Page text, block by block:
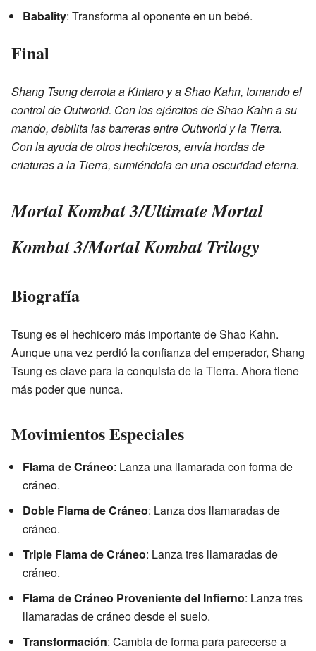
Babality: Transforma al oponente en un bebé.
Final
Shang Tsung derrota a Kintaro y a Shao Kahn, tomando el
control de Outworld. Con los ejércitos de Shao Kahn a su
mando, debilita las barreras entre Outworld y la Tierra.
Con la ayuda de otros hechiceros, envía hordas de
criaturas a la Tierra, sumiéndola en una oscuridad eterna.
Mortal Kombat 3/Ultimate Mortal
Kombat 3/Mortal Kombat Trilogy
Biografía
Tsung es el hechicero más importante de Shao Kahn.
Aunque una vez perdió la confianza del emperador, Shang
Tsung es clave para la conquista de la Tierra. Ahora tiene
más poder que nunca.
Movimientos Especiales
Flama de Cráneo: Lanza una llamarada con forma de
cráneo.
Doble Flama de Cráneo: Lanza dos llamaradas de
cráneo.
Triple Flama de Cráneo: Lanza tres llamaradas de
cráneo.
Flama de Cráneo Proveniente del Infierno: Lanza tres
llamaradas de cráneo desde el suelo.
Transformación: Cambia de forma para parecerse a